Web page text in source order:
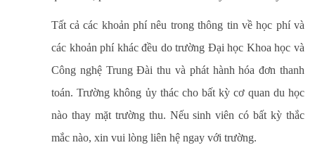
Tất cả các khoản phí nêu trong thông tin về học phí và
các khoản phí khác đều do trường Đại học Khoa học và
Công nghệ Trung Đài thu và phát hành hóa đơn thanh
toán. Trường không ủy thác cho bất kỳ cơ quan du học
nào thay mặt trường thu. Nếu sinh viên có bất kỳ thắc
mắc nào, xin vui lòng liên hệ ngay với trường.